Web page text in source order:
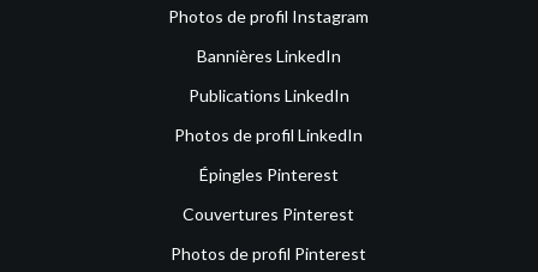
Photos de profil Instagram
Bannières LinkedIn
Publications LinkedIn
Photos de profil LinkedIn
Épingles Pinterest
Couvertures Pinterest
Photos de profil Pinterest